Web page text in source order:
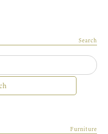
Search
Furniture